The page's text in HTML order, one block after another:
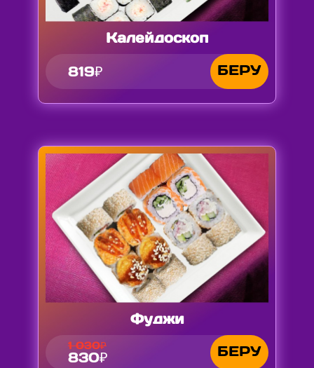
Калейдоскоп
819₽
БЕРУ
Фуджи
1 030₽
830₽ БЕРУ